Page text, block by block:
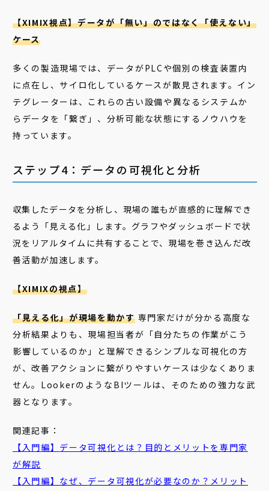
【XIMIX視点】データが「無い」のではなく「使えない」
ケース
多くの製造現場では、データがPLCや個別の検査装置内
に点在し、サイロ化しているケースが散見されます。イン
テグレーターは、これらの古い設備や異なるシステムか
らデータを「繋ぎ」、分析可能な状態にするノウハウを
持っています。
ステップ4：データの可視化と分析
収集したデータを分析し、現場の誰もが直感的に理解でき
るよう「見える化」します。グラフやダッシュボードで状
況をリアルタイムに共有することで、現場を巻き込んだ改
善活動が加速します。
【XIMIXの視点】
「見える化」が現場を動かす専門家だけが分かる高度な
分析結果よりも、現場担当者が「自分たちの作業がこう
影響しているのか」と理解できるシンプルな可視化の方
が、改善アクションに繋がりやすいケースは少なくありま
せん。LookerのようなBIツールは、そのための強力な武
器となります。
関連記事：
【入門編】 データ可視化 とは？目的とメリットを専門家
が解説
【入門編】なぜ、 データ 可視化が必要なのか？メリット